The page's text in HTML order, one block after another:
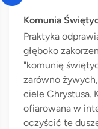
Komunia
Praktyka
głęboko
"komunię
zarówno
ciele Chrystusa.
ofiarowana w
oczyścić te